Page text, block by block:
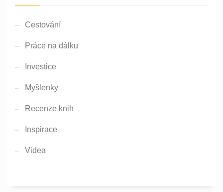
Cestování
Práce na dálku
Investice
Myšlenky
Recenze knih
Inspirace
Videa